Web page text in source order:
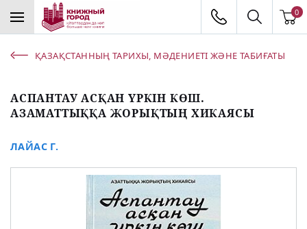
0
ҚАЗАҚСТАННЫҢ ТАРИХЫ, МӘДЕНИЕТІ ЖӘНЕ ТАБИҒАТЫ
АСПАНТАУ АСҚАН ҮРКІН КӨШ.
АЗАМАТТЫҚҚА ЖОРЫҚТЫҢ ХИКАЯСЫ
ЛАЙАС Г.